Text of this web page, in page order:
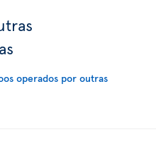
operados por outras